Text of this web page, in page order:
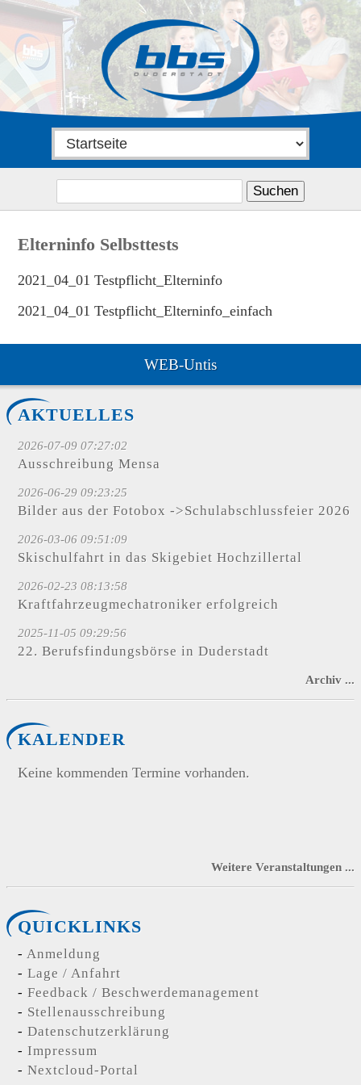
Suchen
Elterninfo Selbsttests
2021_04_01 Testpflicht_Elterninfo
2021_04_01 Testpflicht_Elterninfo_einfach
WEB-Untis
AKTUELLES
2026-07-09 07:27:02
Ausschreibung Mensa
2026-06-29 09:23:25
Bilder aus der Fotobox ->Schulabschlussfeier 2026
2026-03-06 09:51:09
Skischulfahrt in das Skigebiet Hochzillertal
2026-02-23 08:13:58
Kraftfahrzeugmechatroniker erfolgreich
2025-11-05 09:29:56
22. Berufsfindungsbörse in Duderstadt
Archiv ...
KALENDER
Keine kommenden Termine vorhanden.
Weitere Veranstaltungen ...
QUICKLINKS
Anmeldung
Lage / Anfahrt
Feedback / Beschwerdemanagement
Stellenausschreibung
Datenschutzerklärung
Impressum
Nextcloud-Portal